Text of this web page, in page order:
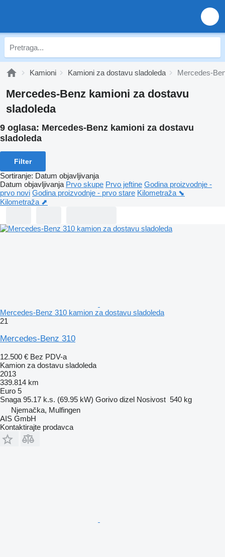
Kamioni Kamioni za dostavu sladoleda Mercedes-
Mercedes-Benz kamioni za dostavu
sladoleda
9 oglasa: Mercedes-Benz kamioni za dostavu
sladoleda
Filter
Sortiranje: Datum objavljivanja
Datum objavljivanja Prvo skupe Prvo jeftine Godina proizvodnje -
prvo novi Godina proizvodnje - prvo stare Kilometraža ⬊
Kilometraža ⬈
Mercedes-Benz 310 kamion za dostavu sladoleda
21
Mercedes-Benz 310
12.500 € Bez PDV-a
Kamion za dostavu sladoleda
2013
339.814 km
Euro 5
Snaga 95.17 k.s. (69.95 kW) Gorivo dizel Nosivost 540 kg
Njemačka, Mulfingen
AIS GmbH
Kontaktirajte prodavca